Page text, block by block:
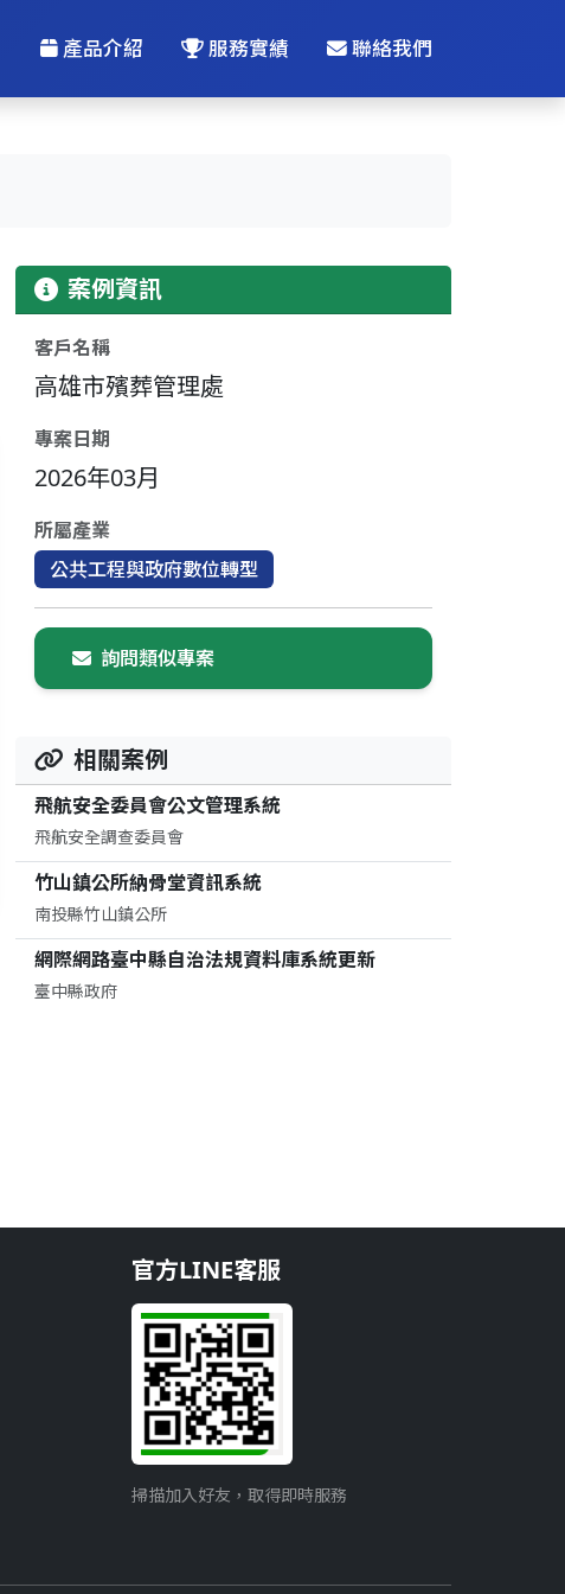
產品介紹 服務實績 聯絡我們
案例資訊
客戶名稱
高雄市殯葬管理處
專案日期
2026年03月
所屬產業
公共工程與政府數位轉型
詢問類似專案
相關案例
飛航安全委員會公文管理系統
飛航安全調查委員會
竹山鎮公所納骨堂資訊系統
南投縣竹山鎮公所
網際網路臺中縣自治法規資料庫系統更新
臺中縣政府
官方LINE客服
掃描加入好友，取得即時服務